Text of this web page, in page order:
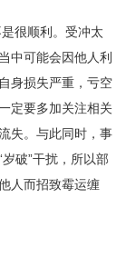
很顺利。受冲太
中可能会因他人利
身损失严重，亏空
定要多加关注相关
失。与此同时，事
破”干扰，所以部
人而招致霉运缠